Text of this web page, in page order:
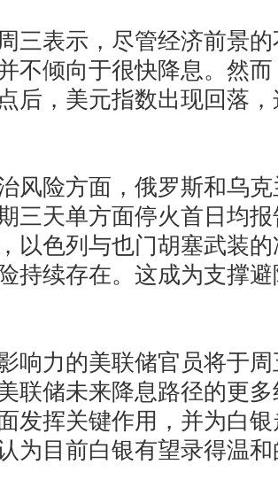
表示，尽管经济前景的
不倾向于很快降息。然
后，美元指数出现回落
险方面，俄罗斯和乌克
三天单方面停火首日均
以色列与也门胡塞武装
持续存在。这成为支撑
力的美联储官员将于周
联储未来降息路径的更
发挥关键作用，并为白
为目前白银有望录得温